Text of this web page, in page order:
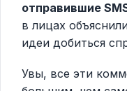
отправившие
в лицах
идеи добиться
Увы, все эти